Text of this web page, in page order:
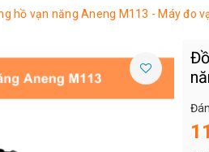
hồ vạn năng Aneng M113 - Máy đo